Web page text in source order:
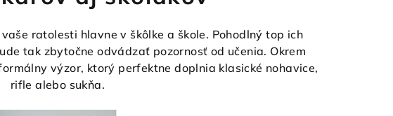
k
v
ý
p
i
ratolesti hlavne v škôlke a škole. Pohodlný top ich
tak zbytočne odvádzať pozornosť od učenia. Okrem
výzor, ktorý perfektne doplnia klasické nohavice,
rifle alebo sukňa.